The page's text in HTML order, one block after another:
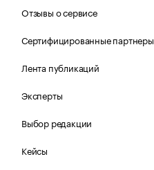
Отзывы о сервисе
Сертифицированные партнеры
Лента публикаций
Эксперты
Выбор редакции
Кейсы